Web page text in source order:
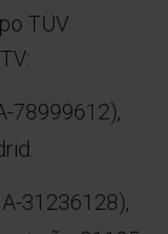
TÜV
78999612),
A-31236128),